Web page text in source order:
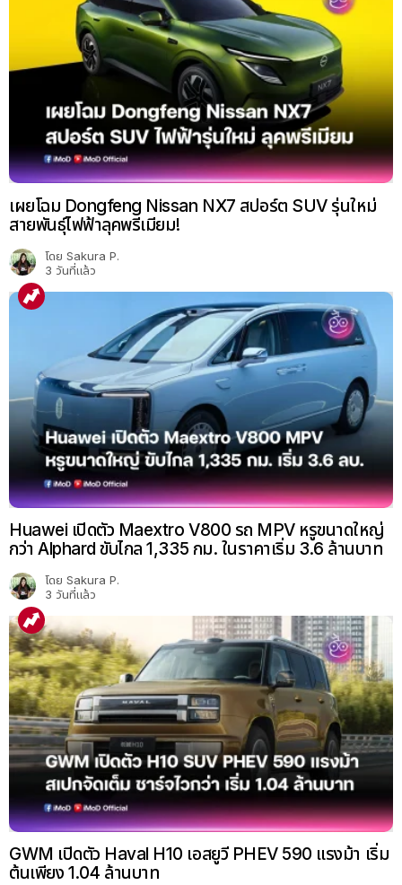
เผยโฉม Dongfeng Nissan NX7 สปอร์ต SUV รุ่นใหม่
สายพันธุ์ไฟฟ้าลุคพรีเมียม!
โดย Sakura P.
3 วันที่แล้ว
Huawei เปิดตัว Maextro V800 รถ MPV หรูขนาดใหญ่
กว่า Alphard ขับไกล 1,335 กม. ในราคาเริ่ม 3.6 ล้านบาท
โดย Sakura P.
3 วันที่แล้ว
GWM เปิดตัว Haval H10 เอสยูวี PHEV 590 แรงม้า เริ่ม
ต้นเพียง 1.04 ล้านบาท